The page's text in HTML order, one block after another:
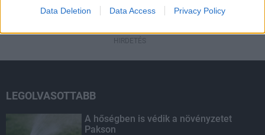
Data Deletion Data Access Privacy Policy
HIRDETÉS
LEGOLVASOTTABB
A hőségben is védik a növényzetet
Pakson